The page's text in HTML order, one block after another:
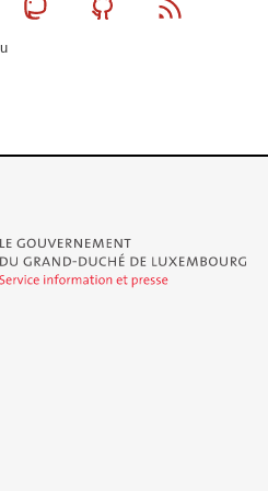
Linkedin MastodonGithub